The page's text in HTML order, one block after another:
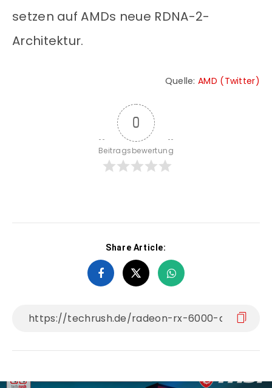
setzen auf AMDs neue RDNA-2-
Architektur.
Quelle:AMD (Twitter)
0
Beitragsbewertung
Share Article: